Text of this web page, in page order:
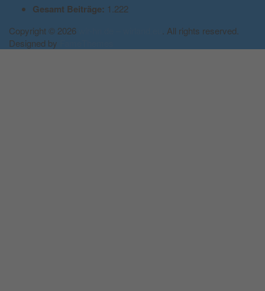
Gesamt Beiträge: 1.222
Copyright © 2026
. All rights reserved.
Designed by